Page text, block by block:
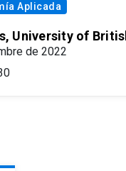
Aplicada
University of
de 2022